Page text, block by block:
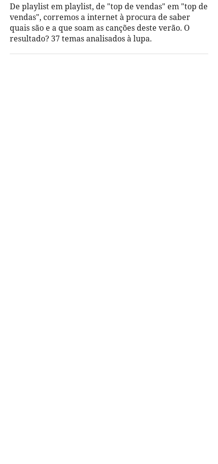
De playlist em playlist, de "top de vendas" em "top de
vendas", corremos a internet à procura de saber
quais são e a que soam as canções deste verão. O
resultado? 37 temas analisados à lupa.